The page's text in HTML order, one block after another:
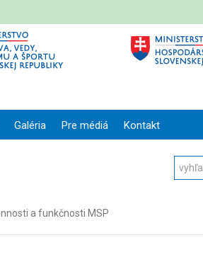
Galéria Pre médiá Kontakt
a funkčnosti MSP